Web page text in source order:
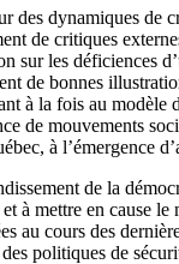
des dynamiques de
de critiques
sur les déficiences
de bonnes
à la fois au
de mouvements
à l’émergence
de la
à mettre en cause
au cours des
politiques de